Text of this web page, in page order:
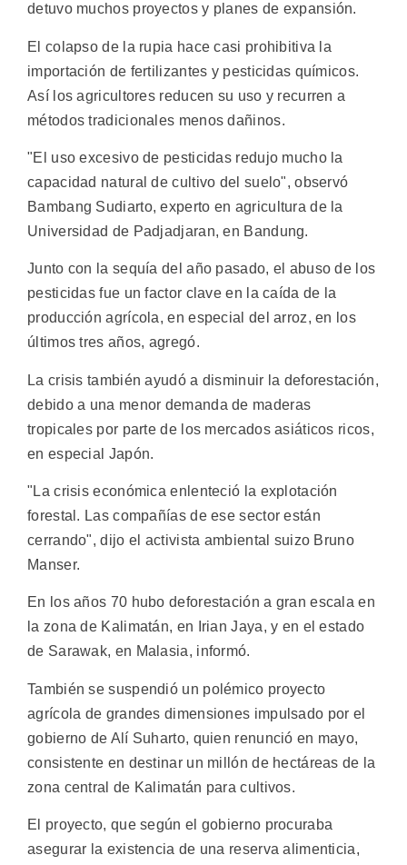
detuvo muchos proyectos y planes de expansión.
El colapso de la rupia hace casi prohibitiva la
importación de fertilizantes y pesticidas químicos.
Así los agricultores reducen su uso y recurren a
métodos tradicionales menos dañinos.
"El uso excesivo de pesticidas redujo mucho la
capacidad natural de cultivo del suelo", observó
Bambang Sudiarto, experto en agricultura de la
Universidad de Padjadjaran, en Bandung.
Junto con la sequía del año pasado, el abuso de los
pesticidas fue un factor clave en la caída de la
producción agrícola, en especial del arroz, en los
últimos tres años, agregó.
La crisis también ayudó a disminuir la deforestación,
debido a una menor demanda de maderas
tropicales por parte de los mercados asiáticos ricos,
en especial Japón.
"La crisis económica enlenteció la explotación
forestal. Las compañías de ese sector están
cerrando", dijo el activista ambiental suizo Bruno
Manser.
En los años 70 hubo deforestación a gran escala en
la zona de Kalimatán, en Irian Jaya, y en el estado
de Sarawak, en Malasia, informó.
También se suspendió un polémico proyecto
agrícola de grandes dimensiones impulsado por el
gobierno de Alí Suharto, quien renunció en mayo,
consistente en destinar un millón de hectáreas de la
zona central de Kalimatán para cultivos.
El proyecto, que según el gobierno procuraba
asegurar la existencia de una reserva alimenticia,